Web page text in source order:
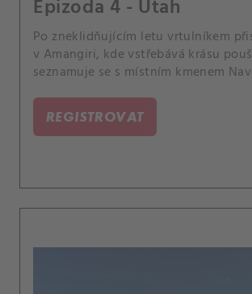
Epizoda 4 - Utah
Po zneklidňujícím letu vrtulníkem
v Amangiri, kde vstřebává krásu
seznamuje se s místním kmenem
REGISTROVAT